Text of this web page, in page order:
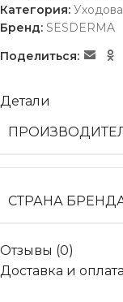
Категория:
Бренд: SESDERMA
Поделиться:
Детали
СТРАНА
Отзывы (0)
Доставка и оплата